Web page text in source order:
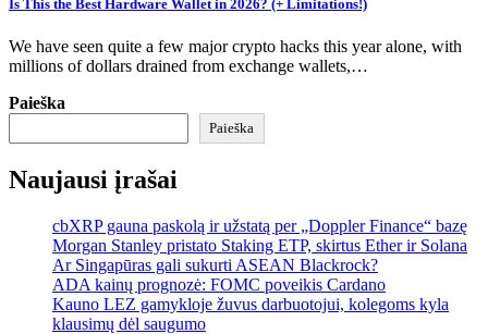
Is This the Best Hardware Wallet in 2026? (+ Limitations!)
We have seen quite a few major crypto hacks this year alone, with
millions of dollars drained from exchange wallets,…
Paieška
Paieška
Naujausi įrašai
cbXRP gauna paskolą ir užstatą per „Doppler Finance“ bazę
Morgan Stanley pristato Staking ETP, skirtus Ether ir Solana
Ar Singapūras gali sukurti ASEAN Blackrock?
ADA kainų prognozė: FOMC poveikis Cardano
Kauno LEZ gamykloje žuvus darbuotojui, kolegoms kyla
klausimų dėl saugumo